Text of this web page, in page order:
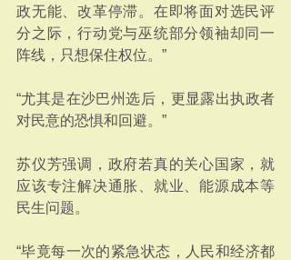
政无能、改革停滞。在即将面对选民评
分之际，行动党与巫统部分领袖却同一
阵线，只想保住权位。”
“尤其是在沙巴州选后，更显露出执政者
对民意的恐惧和回避。”
苏仪芳强调，政府若真的关心国家，就
应该专注解决通胀、就业、能源成本等
民生问题。
“毕竟每一次的紧急状态，人民和经济都